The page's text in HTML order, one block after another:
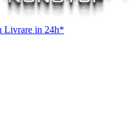
Livrare in 24h*